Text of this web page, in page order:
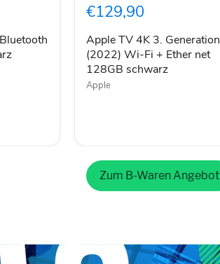
Generation
Wi-
Fi
+
Ether
net
€129,90
Apple TV 4K 3. Generation
(2022) Wi-Fi + Ether net
128GB schwarz
Apple
Zum B-Waren Angebot